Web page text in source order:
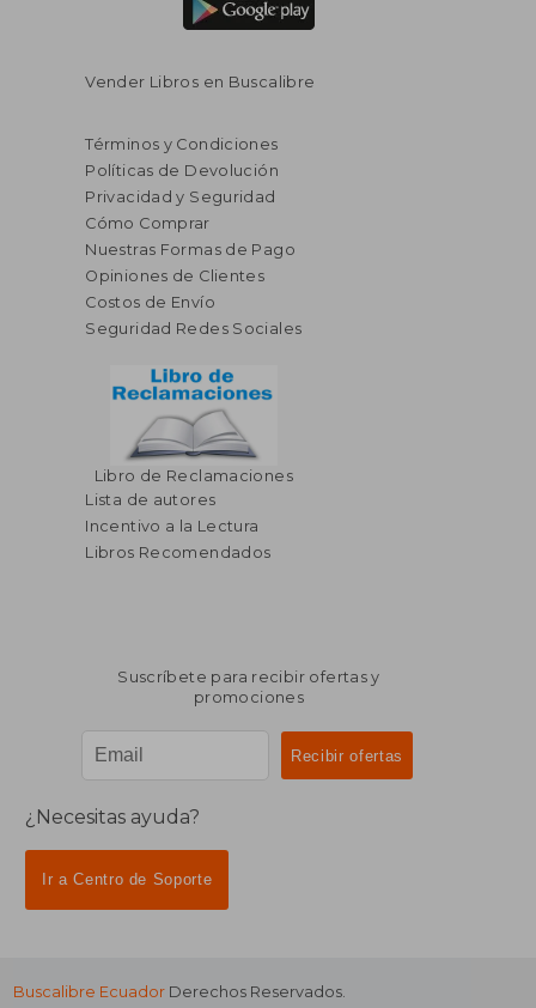
Vender Libros en Buscalibre
Términos y Condiciones
Políticas de Devolución
Privacidad y Seguridad
Cómo Comprar
Nuestras Formas de Pago
Opiniones de Clientes
Costos de Envío
Seguridad Redes Sociales
Libro de Reclamaciones
Lista de autores
Incentivo a la Lectura
Libros Recomendados
Suscríbete para recibir ofertas y
promociones
¿Necesitas ayuda?
Ir a Centro de Soporte
Buscalibre Ecuador Derechos Reservados.